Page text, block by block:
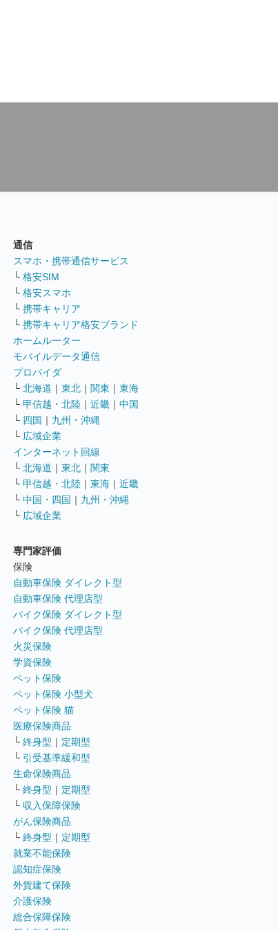
通信
スマホ・携帯通信サービス
└ 格安SIM
└ 格安スマホ
└ 携帯キャリア
└ 携帯キャリア格安ブランド
ホームルーター
モバイルデータ通信
プロバイダ
└ 北海道 ｜ 東北 ｜ 関東 ｜ 東海
└ 甲信越・北陸 ｜ 近畿 ｜ 中国
└ 四国 ｜ 九州・沖縄
└ 広域企業
インターネット回線
└ 北海道 ｜ 東北 ｜ 関東
└ 甲信越・北陸 ｜ 東海 ｜ 近畿
└ 中国・四国 ｜ 九州・沖縄
└ 広域企業
専門家評価
保険
自動車保険 ダイレクト型
自動車保険 代理店型
バイク保険 ダイレクト型
バイク保険 代理店型
火災保険
学資保険
ペット保険
ペット保険 小型犬
ペット保険 猫
医療保険商品
└ 終身型 ｜ 定期型
└ 引受基準緩和型
生命保険商品
└ 終身型 ｜ 定期型
└ 収入保障保険
がん保険商品
└ 終身型 ｜ 定期型
就業不能保険
認知症保険
外貨建て保険
介護保険
総合保障保険